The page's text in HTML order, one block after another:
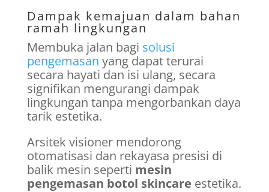
Dampak kemajuan dalam bahan
ramah lingkungan
Membuka jalan bagi solusi
pengemasan yang dapat terurai
secara hayati dan isi ulang, secara
signifikan mengurangi dampak
lingkungan tanpa mengorbankan daya
tarik estetika.
Arsitek visioner mendorong
otomatisasi dan rekayasa presisi di
balik mesin seperti mesin
pengemasan botol skincare estetika.